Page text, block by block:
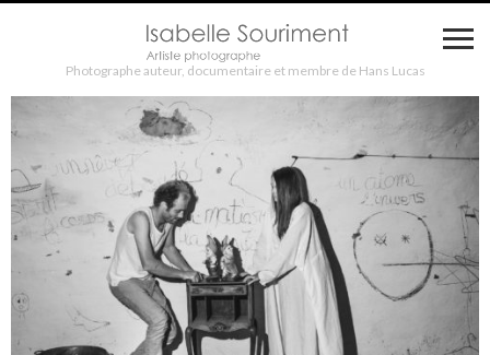
Photographe auteur, documentaire et membre de Hans Lucas